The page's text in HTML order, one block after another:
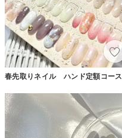
春先取りネイル ハンド定額コース